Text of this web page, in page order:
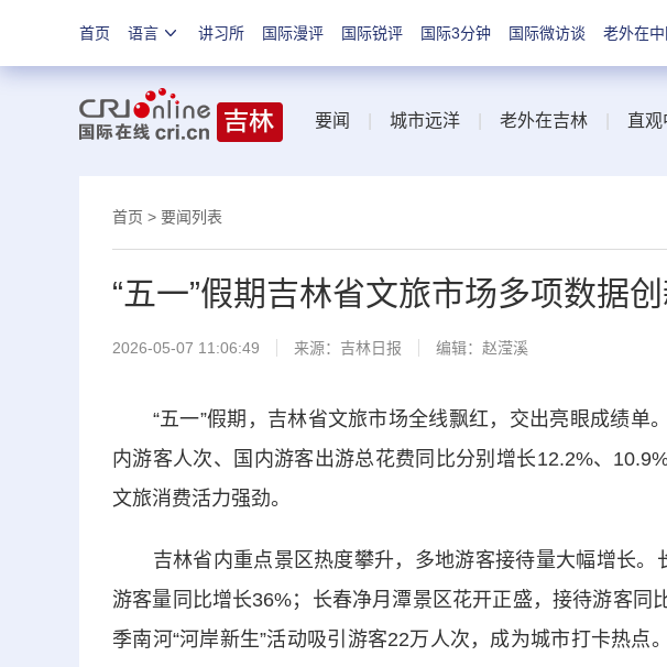
首页 语言 讲习所 国际漫评 国际锐评 国际3分钟 国际微访谈 老外在中
要闻 城市远洋 老外在吉林 直观
首页 > 要闻列表
“五一”假期吉林省文旅市场多项数据
2026-05-07 11:06:49 来源： 吉林日报 编辑：赵滢溪
“五一”假期，吉林省文旅市场全线飘红，交出亮眼成绩单
内游客人次、国内游客出游总花费同比分别增长12.2%、
文旅消费活力强劲。
吉林省内重点景区热度攀升，多地游客接待量大幅增长。长
游客量同比增长36%；长春净月潭景区花开正盛，接待游客同
季南河“河岸新生”活动吸引游客22万人次，成为城市打卡热点